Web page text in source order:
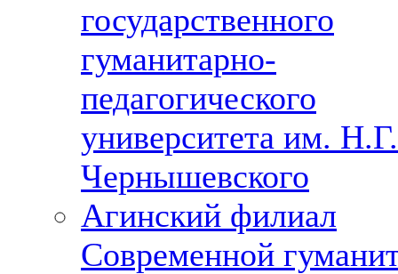
государственного
гуманитарно-
педагогического
университета им. Н.Г.
Чернышевского
Агинский филиал
Современной